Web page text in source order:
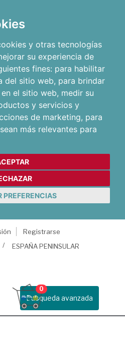
y otras tecnologías
su experiencia de
fines: para habilitar
del sitio web, para brindar
el sitio web, medir su
y servicios y
de marketing, para
más relevantes para
PREFERENCIAS
Registrarse
ESPAÑA PENINSULAR
Busqueda avanzada
0